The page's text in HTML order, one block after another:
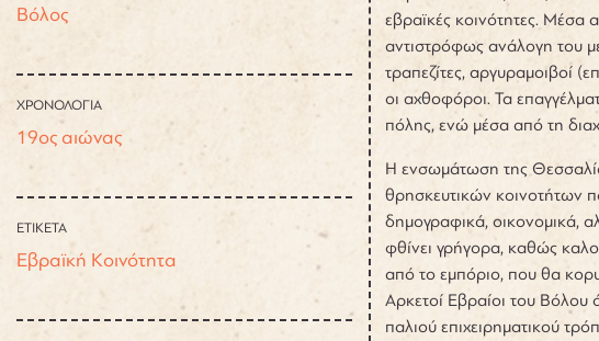
Βόλος
ΧΡΟΝΟΛΟΓΙΑ
19ος αιώνας
ΕΤΙΚΕΤΑ
Εβραϊκή Κοινότητα
εβραϊκές κοινότητες. Μέσα
αντιστρόφως ανάλογη του
τραπεζίτες, αργυραμοιβοί
οι αχθοφόροι. Τα
πόλης, ενώ μέσα από τη
Η ενσωμάτωση της
θρησκευτικών κοινοτήτων
δημογραφικά, οικονομικά,
φθίνει γρήγορα, καθώς
από το εμπόριο, που θα
Αρκετοί Εβραίοι του Βόλου
παλιού επιχειρηματικού